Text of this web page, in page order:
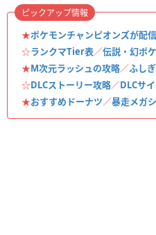
★ポケモンチャンピオンズが配
☆ランクマTier表／伝説・幻ポ
★M次元ラッシュの攻略／ふし
☆DLCストーリー攻略／DLCサ
★おすすめドーナツ／暴走メガ
ピックアップ情報